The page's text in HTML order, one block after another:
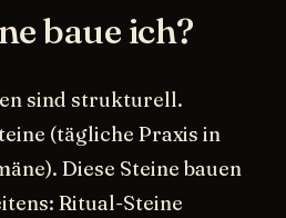
baue ich?
sind strukturell.
(tägliche Praxis in
Diese Steine bauen
Ritual-Steine